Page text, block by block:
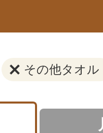
その他タオル